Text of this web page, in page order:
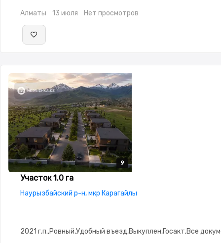
Алматы 13 июля Нет просмотров
9
9
9
9
9
Участок 1.0 га
Наурызбайский р-н, мкр Карагайлы
2021 г.п.,Ровный,Удобный въезд,Выкуплен,Госакт,Все